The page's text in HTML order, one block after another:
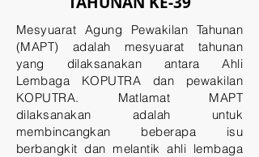
Mesyuarat Agung Pewakilan Tahunan
(MAPT) adalah mesyuarat tahunan
yang dilaksanakan antara Ahli
Lembaga KOPUTRA dan pewakilan
KOPUTRA. Matlamat MAPT
dilaksanakan adalah untuk
membincangkan beberapa isu
berbangkit dan melantik ahli lembaga